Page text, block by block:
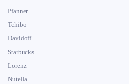
Pfanner
Tchibo
Davidoff
Starbucks
Lorenz
Nutella